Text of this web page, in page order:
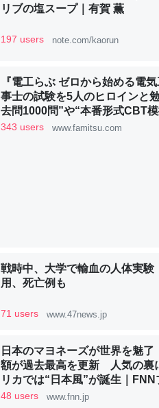
の600分の1程度。
─ニュース :: 【研究発表】昆虫学の大
論文では「淡水はカルシウムも
は」とあって面白い。海にいる
─ニュース :: 【研究発表】昆虫学の大
類だと殻を無くしてナメクジにな
─ニュース :: 【研究発表】昆虫学の大問
リブの塩スープ｜有賀 薫
197 users note.com/kaorun
『電工らぶ ゼロから始める電
事士の試験を5人のヒロインと
去問1000問”や“本番形式CBT
べるノベルゲーム | ゲーム・エ
343 users www.famitsu.com
戦時中、大学で輸血の人体実
用、死亡例も
71 users www.47news.jp
日本のマヨネーズが世界を魅
額が過去最高を更新 人気の
リカでは“日本風”が誕生｜
48 users www.fnn.jp